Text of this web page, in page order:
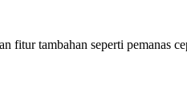
fitur tambahan seperti